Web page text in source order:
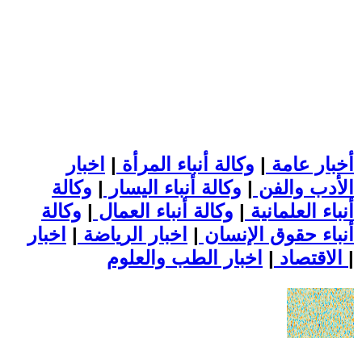
أخبار عامة | وكالة أنباء المرأة | اخبار
الأدب والفن | وكالة أنباء اليسار | وكالة
أنباء العلمانية | وكالة أنباء العمال | وكالة
أنباء حقوق الإنسان | اخبار الرياضة | اخبار
الاقتصاد | |